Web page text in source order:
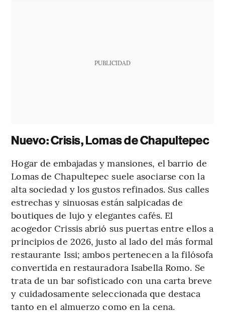
PUBLICIDAD
Nuevo: Crisis, Lomas de Chapultepec
Hogar de embajadas y mansiones, el barrio de
Lomas de Chapultepec suele asociarse con la
alta sociedad y los gustos refinados. Sus calles
estrechas y sinuosas están salpicadas de
boutiques de lujo y elegantes cafés. El
acogedor Crissis abrió sus puertas entre ellos a
principios de 2026, justo al lado del más formal
restaurante Issi; ambos pertenecen a la filósofa
convertida en restauradora Isabella Romo. Se
trata de un bar sofisticado con una carta breve
y cuidadosamente seleccionada que destaca
tanto en el almuerzo como en la cena.